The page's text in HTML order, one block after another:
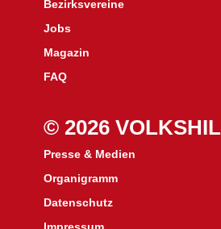
Bezirksvereine
Jobs
Magazin
FAQ
© 2026
Presse & Medien
Organigramm
Datenschutz